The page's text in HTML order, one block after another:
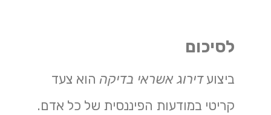
לסיכום
ביצועדירוג אשראי בדיקה הוא צעד
קריטי במודעות הפיננסית של כל אדם.